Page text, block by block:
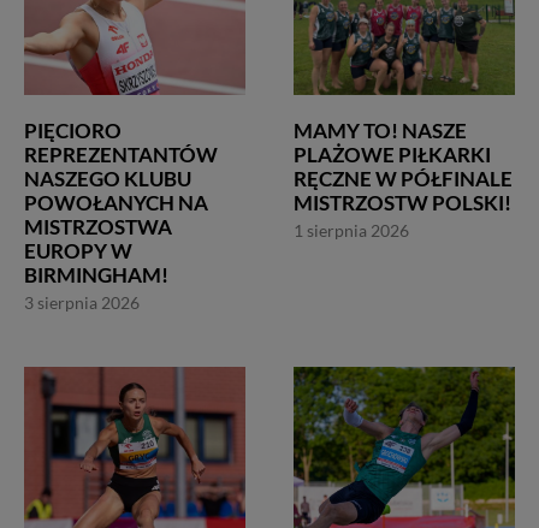
PIĘCIORO
REPREZENTANTÓW
NASZEGO KLUBU
POWOŁANYCH NA
MISTRZOSTWA
EUROPY W
BIRMINGHAM!
3 sierpnia 2026
MAMY TO! NASZE
PLAŻOWE PIŁKARKI
RĘCZNE W PÓŁFINALE
MISTRZOSTW POLSKI!
1 sierpnia 2026